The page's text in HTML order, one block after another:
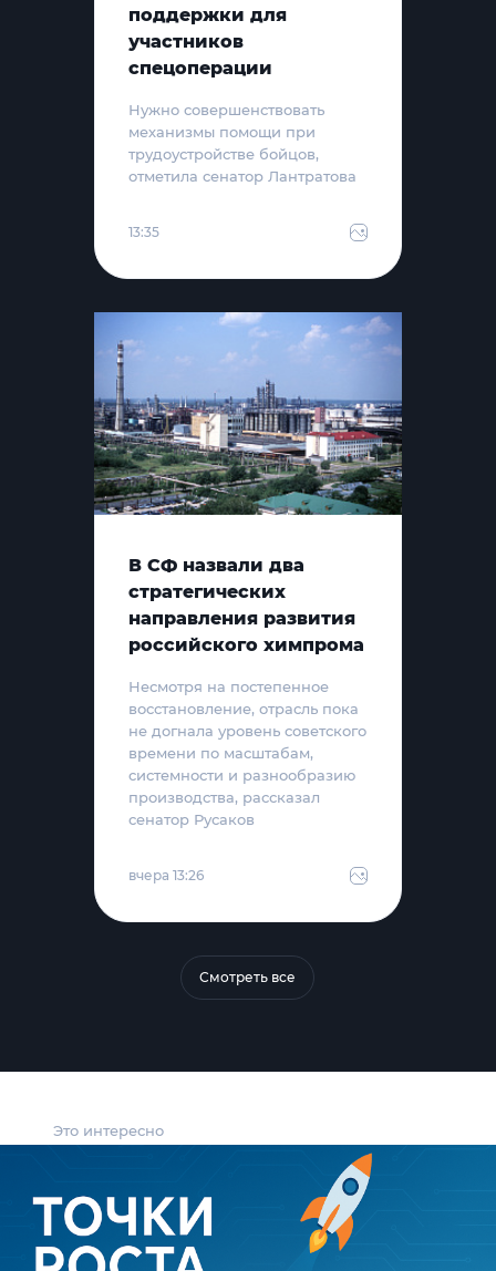
Это интересно
поддержки для
участников
спецоперации
Нужно совершенствовать
механизмы помощи при
трудоустройстве бойцов,
отметила сенатор Лантратова
13:35
В СФ назвали два
стратегических
направления развития
российского химпрома
Несмотря на постепенное
восстановление, отрасль пока
не догнала уровень советского
времени по масштабам,
системности и разнообразию
производства, рассказал
сенатор Русаков
вчера 13:26
Смотреть все